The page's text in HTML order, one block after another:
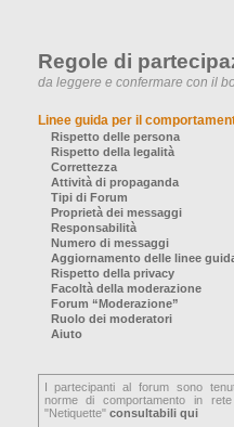
Regole di
da leggere e confermare con il
Linee guida per il
Rispetto delle persona
Rispetto della legalità
Correttezza
Attività di propaganda
Tipi di Forum
Proprietà dei messaggi
Responsabilità
Numero di messaggi
Aggiornamento delle linee
Rispetto della privacy
Facoltà della moderazione
Forum “Moderazione”
Ruolo dei moderatori
Aiuto
I partecipanti al forum sono
norme di comportamento in
"Netiquette" consultabili qui